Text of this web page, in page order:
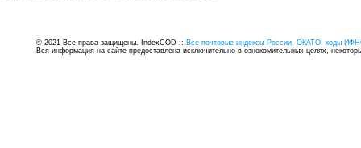
© 2021 Все права защищены. IndexCOD :: Все почтовые индексы России, ОКАТО, коды
Вся информация на сайте предоставлена исключительно в ознокомительных целях,